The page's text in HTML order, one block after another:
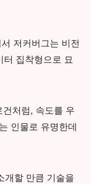
저커버그는 비전
터 집착형으로 묘
처럼, 속도를 우
인물로 유명한데
개할 만큼 기술을